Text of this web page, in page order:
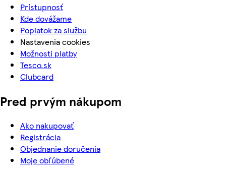
Prístupnosť
Kde dovážame
Poplatok za službu
Nastavenia cookies
Možnosti platby
Tesco.sk
Clubcard
Pred prvým nákupom
Ako nakupovať
Registrácia
Objednanie doručenia
Moje obľúbené